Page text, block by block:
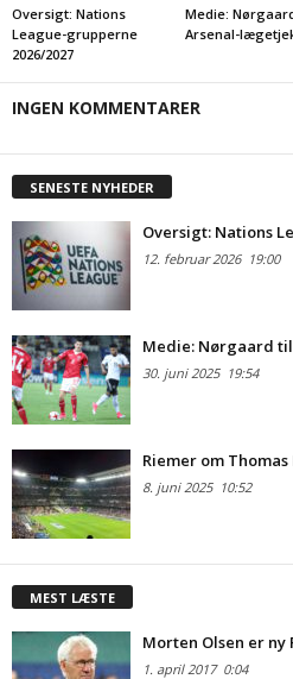
Oversigt: Nations
League-grupperne
2026/2027
Medie:
Arsenal-
INGEN KOMMENTARER
SENESTE NYHEDER
Oversigt: Nations
12. februar 202619:00
Medie: Nørgaard
30. juni 202519:54
Riemer om
8. juni 202510:52
MEST LÆSTE
Morten Olsen er
1. april 20170:04